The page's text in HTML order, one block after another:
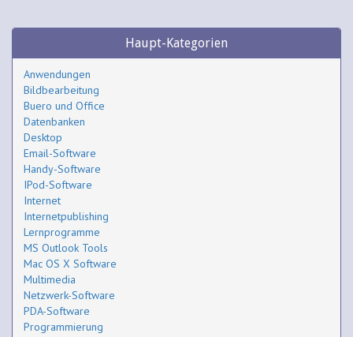
Haupt-Kategorien
Anwendungen
Bildbearbeitung
Buero und Office
Datenbanken
Desktop
Email-Software
Handy-Software
IPod-Software
Internet
Internetpublishing
Lernprogramme
MS Outlook Tools
Mac OS X Software
Multimedia
Netzwerk-Software
PDA-Software
Programmierung